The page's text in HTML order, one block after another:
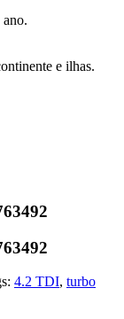
e ilhas.
4.2 TDI, turbo